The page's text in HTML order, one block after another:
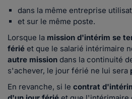
dans la même entreprise
et sur le même poste.
Lorsque la mission d'intérim se
férié et que le salarié intérimaire
autre mission dans la continuité
s'achever, le jour férié ne lui sera
En revanche, si le contrat